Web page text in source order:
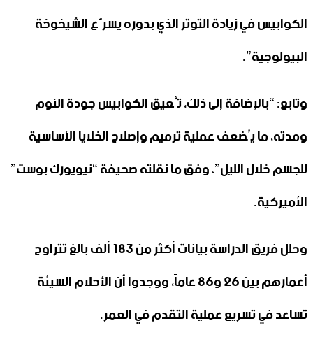
الكوابيس في زيادة التوتر الذي بدوره يسرِّع الشيخوخة
البيولوجية”.
وتابع: “بالإضافة إلى ذلك، تُعيق الكوابيس جودة النوم
ومدته، ما يُضعف عملية ترميم وإصلاح الخلايا الأساسية
للجسم خلال الليل”، وفق ما نقلته صحيفة “نيويورك بوست”
الأميركية.
وحلل فريق الدراسة بيانات أكثر من 183 ألف بالغ تتراوح
أعمارهم بين 26 و86 عاماً، ووجدوا أن الأحلام السيئة
تساعد في تسريع عملية التقدم في العمر.